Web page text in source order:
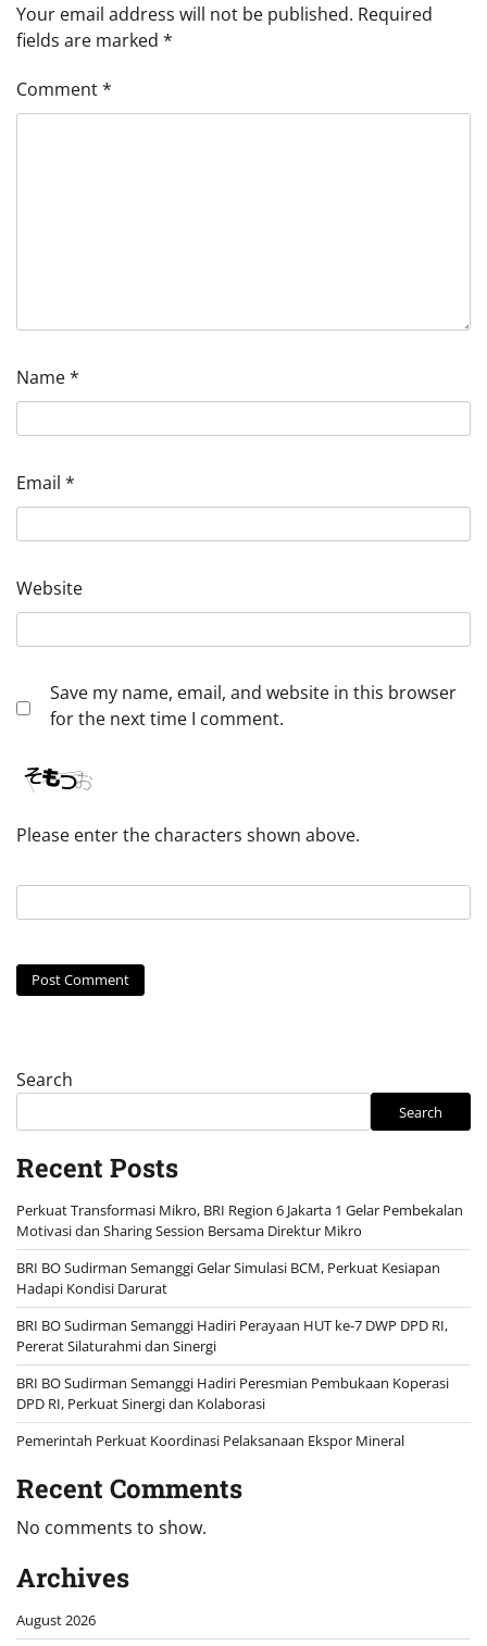
Your email address will not be published. Required
fields are marked *
Comment*
Name*
Email *
Website
Save my name, email, and website in this browser
for the next time I comment.
Please enter the characters shown above.
Search
Search
Recent Posts
Perkuat Transformasi Mikro, BRI Region 6 Jakarta 1 Gelar Pembekalan
Motivasi dan Sharing Session Bersama Direktur Mikro
BRI BO Sudirman Semanggi Gelar Simulasi BCM, Perkuat Kesiapan
Hadapi Kondisi Darurat
BRI BO Sudirman Semanggi Hadiri Perayaan HUT ke-7 DWP DPD RI,
Pererat Silaturahmi dan Sinergi
BRI BO Sudirman Semanggi Hadiri Peresmian Pembukaan Koperasi
DPD RI, Perkuat Sinergi dan Kolaborasi
Pemerintah Perkuat Koordinasi Pelaksanaan Ekspor Mineral
Recent Comments
No comments to show.
Archives
August 2026